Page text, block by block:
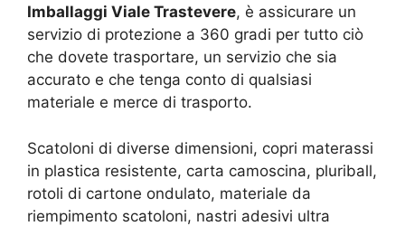
Imballaggi Viale Trastevere, è assicurare un
servizio di protezione a 360 gradi per tutto ciò
che dovete trasportare, un servizio che sia
accurato e che tenga conto di qualsiasi
materiale e merce di trasporto.
Scatoloni di diverse dimensioni, copri materassi
in plastica resistente, carta camoscina, pluriball,
rotoli di cartone ondulato, materiale da
riempimento scatoloni, nastri adesivi ultra